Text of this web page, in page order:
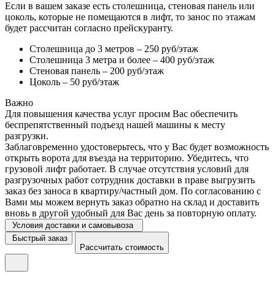
Если в вашем заказе есть столешница, стеновая панель или
цоколь, которые не помещаются в лифт, то занос по этажам
будет рассчитан согласно прейскуранту.
Столешница до 3 метров – 250 руб/этаж
Столешница 3 метра и более – 400 руб/этаж
Стеновая панель – 200 руб/этаж
Цоколь – 50 руб/этаж
Важно
Для повышения качества услуг просим Вас обеспечить
беспрепятственный подъезд нашей машины к месту
разгрузки.
Заблаговременно удостоверьтесь, что у Вас будет возможность
открыть ворота для въезда на территорию. Убедитесь, что
грузовой лифт работает. В случае отсутствия условий для
разгрузочных работ сотрудник доставки в праве выгрузить
заказ без заноса в квартиру/частный дом. По согласованию с
Вами мы можем вернуть заказ обратно на склад и доставить
вновь в другой удобный для Вас день за повторную оплату.
Условия доставки и самовывоза
Быстрый заказ
Рассчитать стоимость